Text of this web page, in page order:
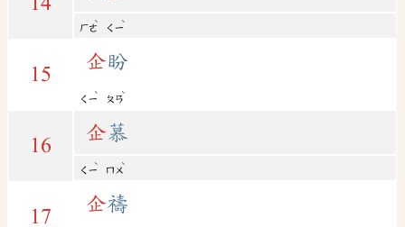
ㄏㄜ
ˋ
ㄑㄧ
ˋ
15
企盼
ㄑㄧ
ˋ
ㄆㄢ
ˋ
16
企慕
ㄑㄧ
ˋ
ㄇㄨ
ˋ
17
企禱